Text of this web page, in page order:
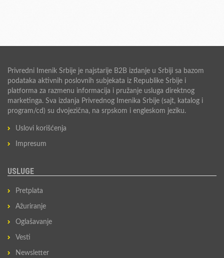
Privredni Imenik Srbije je najstarije B2B izdanje u Srbiji sa bazom
podataka aktivnih poslovnih subjekata iz Republike Srbije i
platforma za razmenu informacija i pružanje usluga direktnog
marketinga. Sva izdanja Privrednog Imenika Srbije (sajt, katalog i
program/cd) su dvojezična, na srpskom i engleskom jeziku.
Uslovi korišćenja
Impresum
USLUGE
Pretplata
Ažuriranje
Oglašavanje
Vesti
Newsletter